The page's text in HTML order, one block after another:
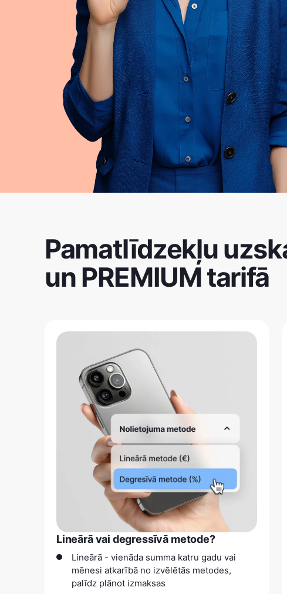
Pamatlīdzekļu
un PREMIUM tarifā
Lineārā vai degressīvā metode?
Lineārā - vienāda summa katru gadu vai
mēnesi atkarībā no izvēlētās metodes,
palīdz plānot izmaksas